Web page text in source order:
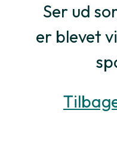
Ser ud
er blevet